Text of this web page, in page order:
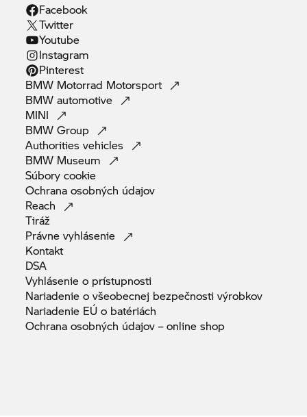
Facebook
Twitter
Youtube
Instagram
Pinterest
BMW Motorrad Motorsport
BMWautomotive
MINI
BMWGroup
Authoritiesvehicles
BMW Museum
Súborycookie
Ochrana osobných údajov
Reach
Tiráž
Právnevyhlásenie
Kontakt
DSA
Vyhlásenie o prístupnosti
Nariadenie o všeobecnej bezpečnostivýrobkov
Nariadenie EÚ o batériách
Ochrana osobných údajov – onlineshop